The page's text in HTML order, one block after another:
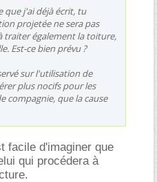
que j'ai déjà écrit, tu
projetée ne sera pas
traiter également la toiture,
Est-ce bien prévu ?
sur l'utilisation de
plus nocifs pour les
compagnie, que la cause
facile d'imaginer que
qui procédera à